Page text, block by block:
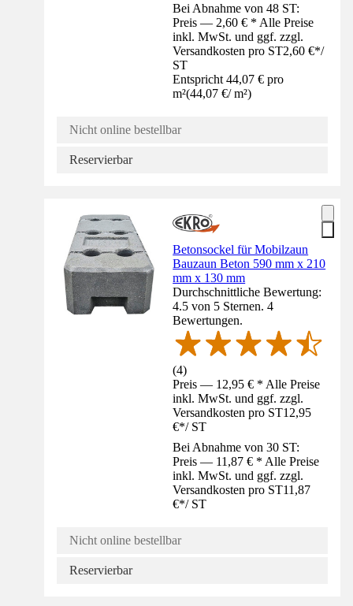
Bei Abnahme von 48 ST:
Preis — 2,60 € * Alle Preise
inkl. MwSt. und ggf. zzgl.
Versandkosten pro ST2,60 €*/
ST
Entspricht 44,07 € pro
m²(44,07 €/ m²)
Nicht online bestellbar
Reservierbar
Betonsockel für Mobilzaun
Bauzaun Beton 590 mm x 210
mm x 130 mm
Durchschnittliche Bewertung:
4.5 von 5 Sternen. 4
Bewertungen.
(4)
Preis — 12,95 € * Alle Preise
inkl. MwSt. und ggf. zzgl.
Versandkosten pro ST12,95
€*/ ST
Bei Abnahme von 30 ST:
Preis — 11,87 € * Alle Preise
inkl. MwSt. und ggf. zzgl.
Versandkosten pro ST11,87
€*/ ST
Nicht online bestellbar
Reservierbar